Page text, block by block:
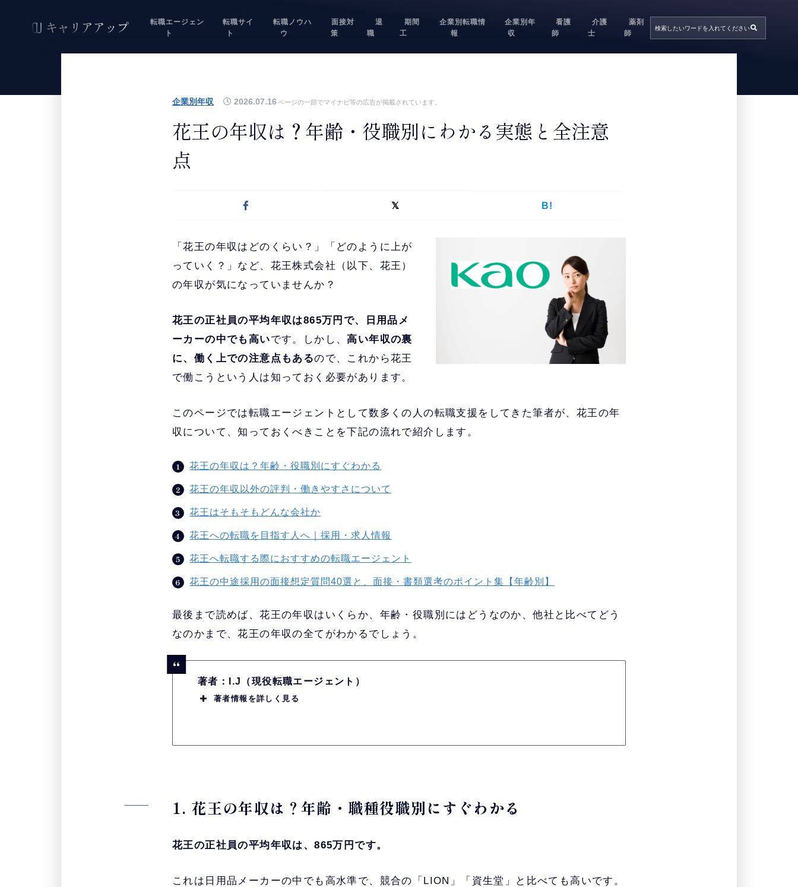
転職エージェン
ト
転職サイ
ト
転職ノウハ
ウ
面接対
策
退
職
期間
工
企業別転職情
報
企業別年
収
看護
師
介護
士
薬剤
師
ページの一部でマイナビ等の広告が掲載されています。
企業別年収 2026.07.16
花王の年収は？年齢・役職別にわかる実態と全注意
点
B!
「花王の年収はどのくらい？」「どのように上が
っていく？」など、花王株式会社（以下、花王）
の年収が気になっていませんか？
花王の正社員の平均年収は865万円で、日用品メ
ーカーの中でも高いです。しかし、高い年収の裏
に、働く上での注意点もあるので、これから花王
で働こうという人は知っておく必要があります。
このページでは転職エージェントとして数多くの人の転職支援をしてきた筆者が、花王の年
収について、知っておくべきことを下記の流れで紹介します。
花王の年収は？年齢・役職別にすぐわかる
花王の年収以外の評判・働きやすさについて
花王はそもそもどんな会社か
花王への転職を目指す人へ｜採用・求人情報
花王へ転職する際におすすめの転職エージェント
花王の中途採用の面接想定質問40選と、面接・書類選考のポイント集【年齢別】
最後まで読めば、花王の年収はいくらか、年齢・役職別にはどうなのか、他社と比べてどう
なのかまで、花王の年収の全てがわかるでしょう。
著者：I.J（現役転職エージェント）
著者情報を詳しく見る
1. 花王の年収は？年齢・職種役職別にすぐわかる
花王の正社員の平均年収は、865万円です。
これは日用品メーカーの中でも高水準で、競合の「LION」「資生堂」と比べても高いです。